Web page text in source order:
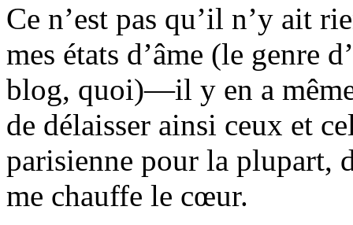
Ce n’est pas qu’il n’y ait
mes états d’âme (le genre
blog, quoi)—il y en a
de délaisser ainsi ceux et
parisienne pour la plupart,
me chauffe le cœur.